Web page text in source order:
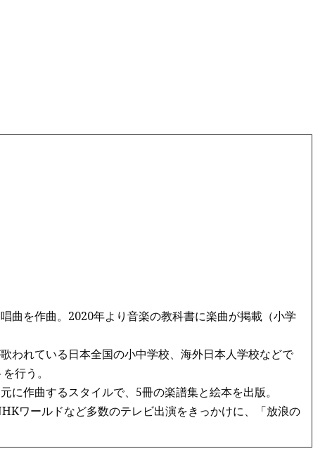
曲を作曲。2020年より音楽の教科書に楽曲が掲載（小学
われている日本全国の小中学校、海外日本人学校などで
行う。
に作曲するスタイルで、5冊の楽譜集と絵本を出版。
ワールドなど多数のテレビ出演をきっかけに、「放浪の